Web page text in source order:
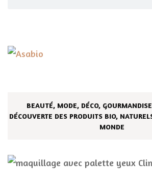
BEAUTÉ, MODE, DÉCO,
DÉCOUVERTE DES PRODUITS BIO,
MONDE